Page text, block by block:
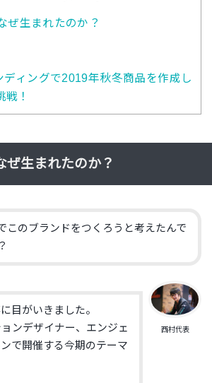
ぜ生まれたのか？
ディングで2019年秋冬商品を作成し
！
生まれたのか？
このブランドをつくろうと考えたんで
西村代表
目がいきました。
ョンデザイナー、エンジェ
で開催する今期のテーマ